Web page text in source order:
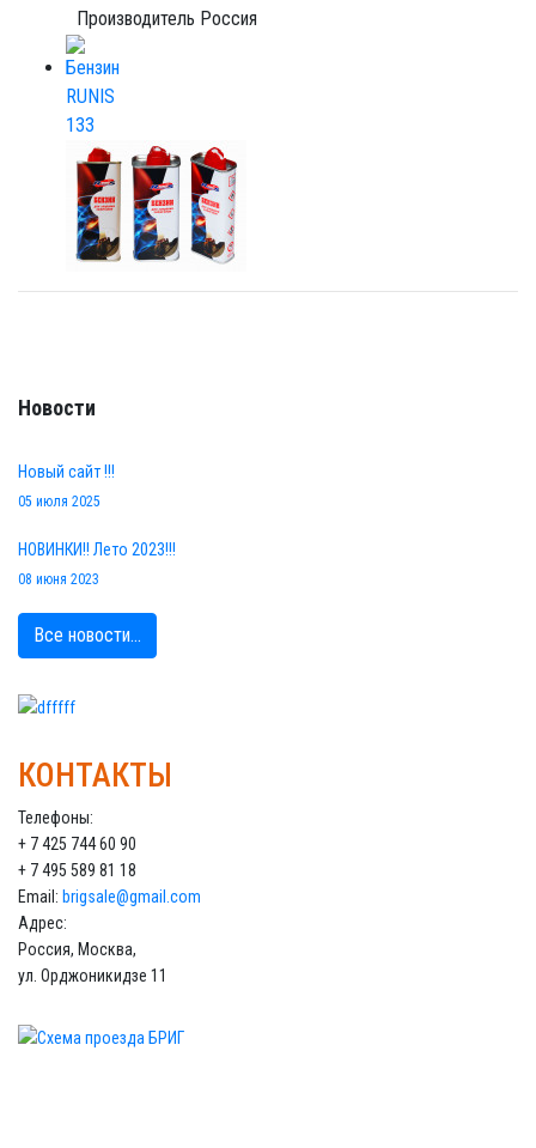
Производитель Россия
Новости
Новый сайт !!!
05 июля 2025
НОВИНКИ!! Лето 2023!!!
08 июня 2023
Все новости...
КОНТАКТЫ
Телефоны:
+ 7 425 744 60 90
+ 7 495 589 81 18
Email: brigsale@gmail.com
Адрес:
Россия, Москва,
ул. Орджоникидзе 11